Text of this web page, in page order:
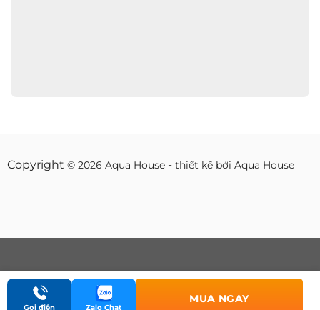
Gọi điện Zalo Chat
MUA NGAY
Copyright © 2026 Aqua House -thiết kế bởi Aqua House